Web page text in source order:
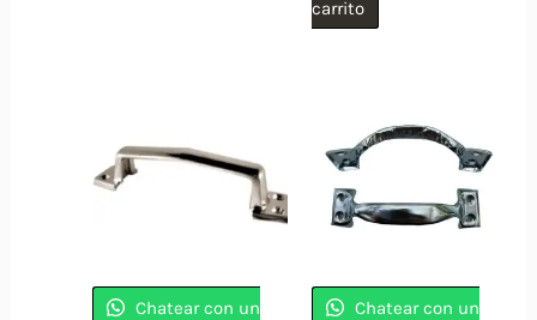
carrito
Chatear con un
Chatear con un